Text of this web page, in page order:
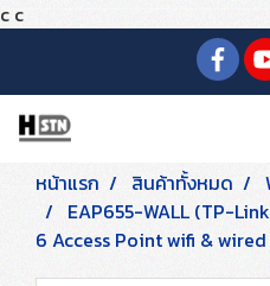
c c
หน้าแรก สินค้าทั้งหมด
EAP655-WALL (TP-
6 Access Point wifi &